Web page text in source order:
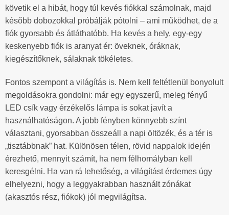
követik el a hibát, hogy túl kevés fiókkal számolnak, majd
később dobozokkal próbálják pótolni – ami működhet, de a
fiók gyorsabb és átláthatóbb. Ha kevés a hely, egy-egy
keskenyebb fiók is aranyat ér: öveknek, óráknak,
kiegészítőknek, sálaknak tökéletes.
Fontos szempont a világítás is. Nem kell feltétlenül bonyolult
megoldásokra gondolni: már egy egyszerű, meleg fényű
LED csík vagy érzékelős lámpa is sokat javít a
használhatóságon. A jobb fényben könnyebb színt
választani, gyorsabban összeáll a napi öltözék, és a tér is
„tisztábbnak” hat. Különösen télen, rövid nappalok idején
érezhető, mennyit számít, ha nem félhomályban kell
keresgélni. Ha van rá lehetőség, a világítást érdemes úgy
elhelyezni, hogy a leggyakrabban használt zónákat
(akasztós rész, fiókok) jól megvilágítsa.